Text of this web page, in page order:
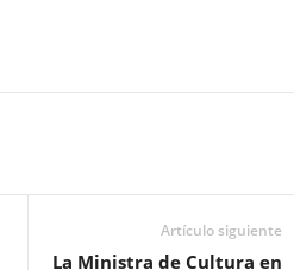
Artículo siguiente
La Ministra de Cultura en